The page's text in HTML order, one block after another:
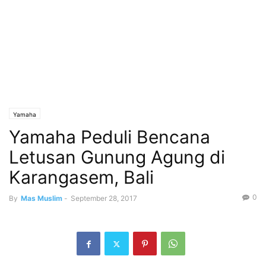
Yamaha
Yamaha Peduli Bencana
Letusan Gunung Agung di
Karangasem, Bali
By Mas Muslim - September 28, 2017 0